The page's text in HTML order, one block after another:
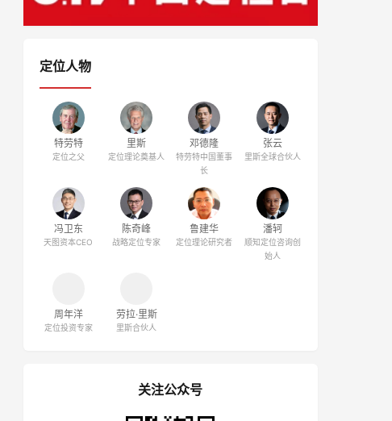
定位人物
特劳特
定位之父
里斯
定位之父
邓德隆
特劳特全球总裁
劳拉·里斯
里斯合伙人
张云
里斯全球合伙人
冯卫东
天图资本CEO
陈奇峰
战略定位专家
江南春
分众传媒董事局
主席
战略定位专家
顺知定位咨询创
始人
关注公众号